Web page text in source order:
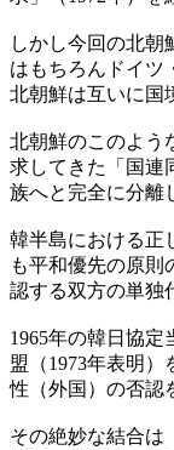
しかし今回の北
はもちろんドイツ
北朝鮮は互いに国
北朝鮮のこのよう
求してきた「国連
族へと完全に分離
韓半島における正
も平和優先の原
認する双方の単独
1965年の韓日協
盟（1973年表明
性（外国）の否認
その絶妙な結合は